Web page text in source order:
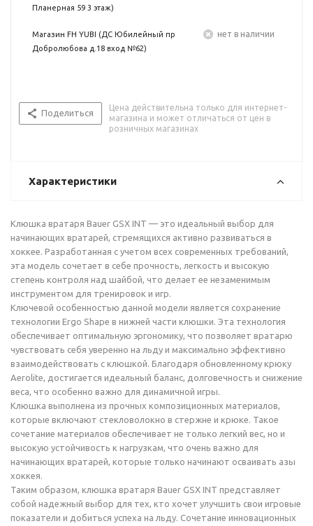
Планерная 59 3 этаж)
Магазин FH YUBI (ДС Юбилейный пр
Добролюбова д.18 вход №62)
Нет в наличии
Поделиться
Цена действительна только для интернет-
магазина и может отличаться от цен в
розничных магазинах
Характеристики
Клюшка вратаря Bauer GSX INT — это идеальный выбор для
начинающих вратарей, стремящихся активно развиваться в
хоккее. Разработанная с учетом всех современных требований,
эта модель сочетает в себе прочность, легкость и высокую
степень контроля над шайбой, что делает ее незаменимым
инструментом для тренировок и игр.
Ключевой особенностью данной модели является сохранение
технологии Ergo Shape в нижней части клюшки. Эта технология
обеспечивает оптимальную эргономику, что позволяет вратарю
чувствовать себя уверенно на льду и максимально эффективно
взаимодействовать с клюшкой. Благодаря обновленному крюку
Aerolite, достигается идеальный баланс, долговечность и снижение
веса, что особенно важно для динамичной игры.
Клюшка выполнена из прочных композиционных материалов,
которые включают стекловолокно в стержне и крюке. Такое
сочетание материалов обеспечивает не только легкий вес, но и
высокую устойчивость к нагрузкам, что очень важно для
начинающих вратарей, которые только начинают осваивать азы
хоккея.
Таким образом, клюшка вратаря Bauer GSX INT представляет
собой надежный выбор для тех, кто хочет улучшить свои игровые
показатели и добиться успеха на льду. Сочетание инновационных